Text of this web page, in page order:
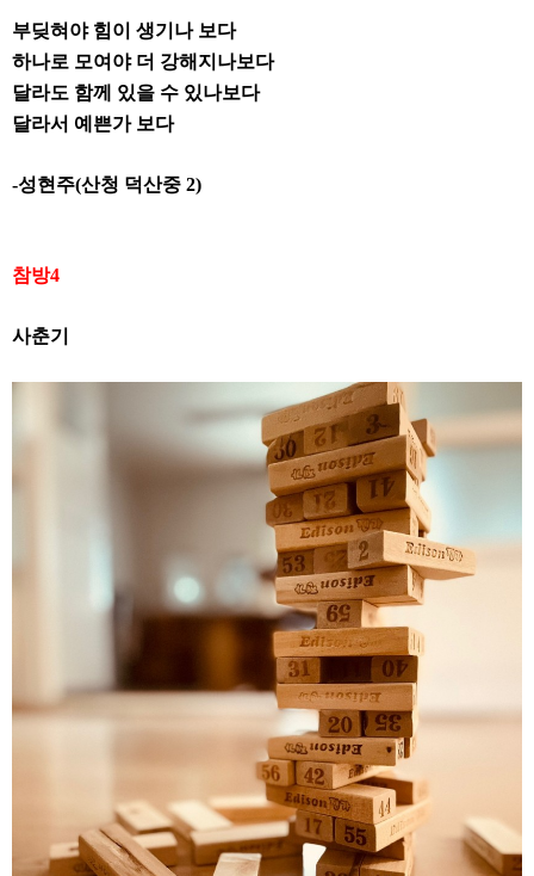
부딪혀야 힘이 생기나 보다
하나로 모여야 더 강해지나보다
달라도 함께 있을 수 있나보다
달라서 예쁜가 보다
-성현주(산청 덕산중 2)
참방4
사춘기